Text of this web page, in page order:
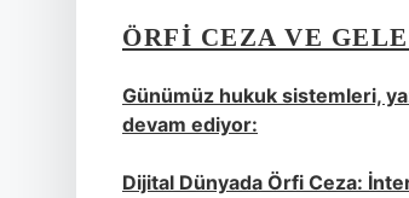
ÖRFI CEZA VE
Günümüz hukuk sistemleri,
devam ediyor:
Dijital Dünyada Örfi Ceza: